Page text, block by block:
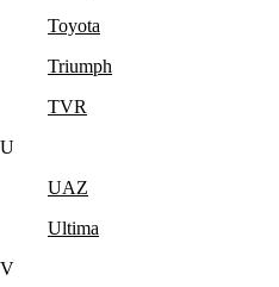
Toyota
Triumph
TVR
U
UAZ
Ultima
V